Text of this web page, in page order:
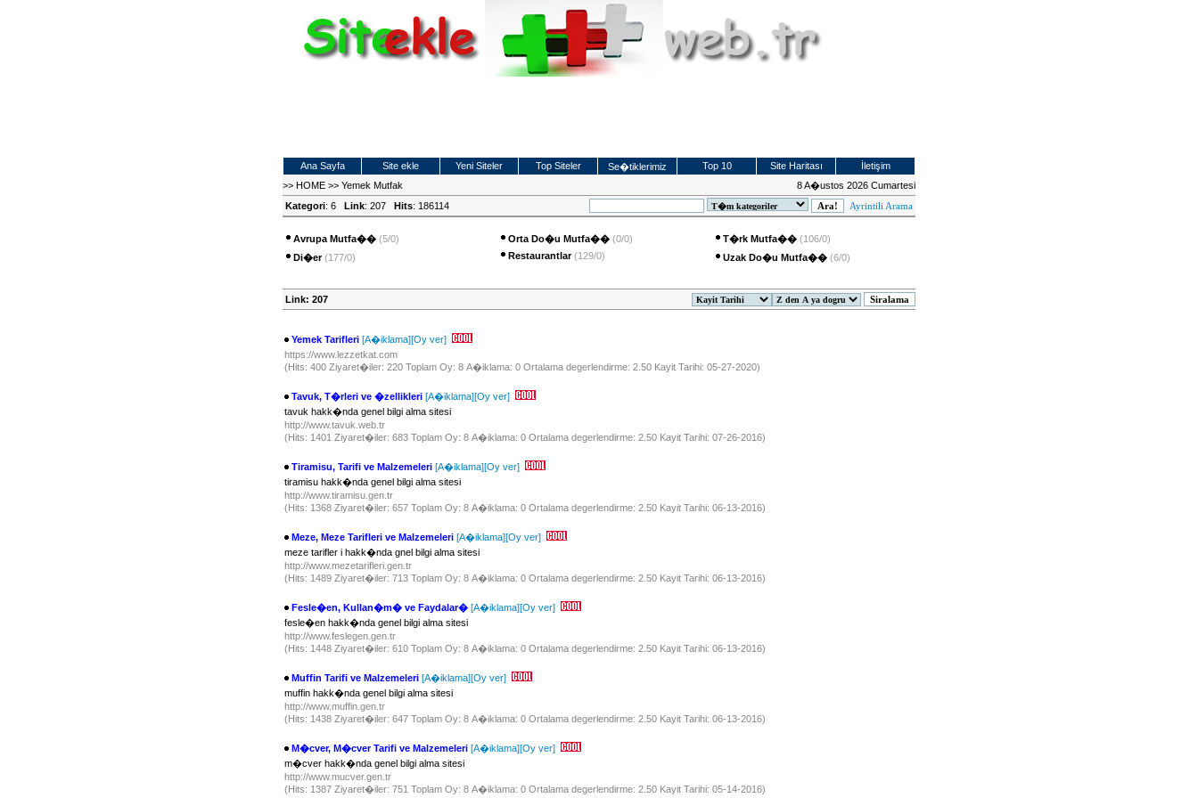
Ana Sayfa Site ekle Yeni Siteler Top Siteler Se�tiklerimiz Top 10 Site Haritası
İletişim
>> HOME >> Yemek Mutfak
8 A�ustos 2026 Cumartesi
Kategori: 6 Link: 207 Hits: 186114 Ayrintili Arama
Avrupa Mutfa�� (5/0)
Di�er (177/0)
Orta Do�u Mutfa�� (0/0)
Restaurantlar (129/0)
T�rk Mutfa�� (106/0)
Uzak Do�u Mutfa�� (6/0)
Link: 207
Yemek Tarifleri [A�iklama][Oy ver]
https://www.lezzetkat.com
(Hits: 400 Ziyaret�iler: 220 Toplam Oy: 8 A�iklama: 0 Ortalama degerlendirme: 2.50 Kayit Tarihi: 05-27-2020)
Tavuk, T�rleri ve �zellikleri [A�iklama][Oy ver]
tavuk hakk�nda genel bilgi alma sitesi
http://www.tavuk.web.tr
(Hits: 1401 Ziyaret�iler: 683 Toplam Oy: 8 A�iklama: 0 Ortalama degerlendirme: 2.50 Kayit Tarihi: 07-26-2016)
Tiramisu, Tarifi ve Malzemeleri [A�iklama][Oy ver]
tiramisu hakk�nda genel bilgi alma sitesi
http://www.tiramisu.gen.tr
(Hits: 1368 Ziyaret�iler: 657 Toplam Oy: 8 A�iklama: 0 Ortalama degerlendirme: 2.50 Kayit Tarihi: 06-13-2016)
Meze, Meze Tarifleri ve Malzemeleri [A�iklama][Oy ver]
meze tarifler i hakk�nda gnel bilgi alma sitesi
http://www.mezetarifleri.gen.tr
(Hits: 1489 Ziyaret�iler: 713 Toplam Oy: 8 A�iklama: 0 Ortalama degerlendirme: 2.50 Kayit Tarihi: 06-13-2016)
Fesle�en, Kullan�m� ve Faydalar� [A�iklama][Oy ver]
fesle�en hakk�nda genel bilgi alma sitesi
http://www.feslegen.gen.tr
(Hits: 1448 Ziyaret�iler: 610 Toplam Oy: 8 A�iklama: 0 Ortalama degerlendirme: 2.50 Kayit Tarihi: 06-13-2016)
Muffin Tarifi ve Malzemeleri [A�iklama][Oy ver]
muffin hakk�nda genel bilgi alma sitesi
http://www.muffin.gen.tr
(Hits: 1438 Ziyaret�iler: 647 Toplam Oy: 8 A�iklama: 0 Ortalama degerlendirme: 2.50 Kayit Tarihi: 06-13-2016)
M�cver, M�cver Tarifi ve Malzemeleri [A�iklama][Oy ver]
m�cver hakk�nda genel bilgi alma sitesi
http://www.mucver.gen.tr
(Hits: 1387 Ziyaret�iler: 751 Toplam Oy: 8 A�iklama: 0 Ortalama degerlendirme: 2.50 Kayit Tarihi: 05-14-2016)